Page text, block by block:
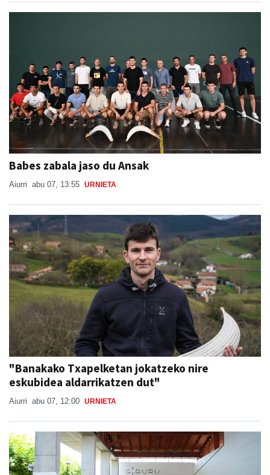
Babes zabala jaso du Ansak
Aiurri abu 07, 13:55 URNIETA
"Banakako Txapelketan jokatzeko nire
eskubidea aldarrikatzen dut"
Aiurri abu 07, 12:00 URNIETA